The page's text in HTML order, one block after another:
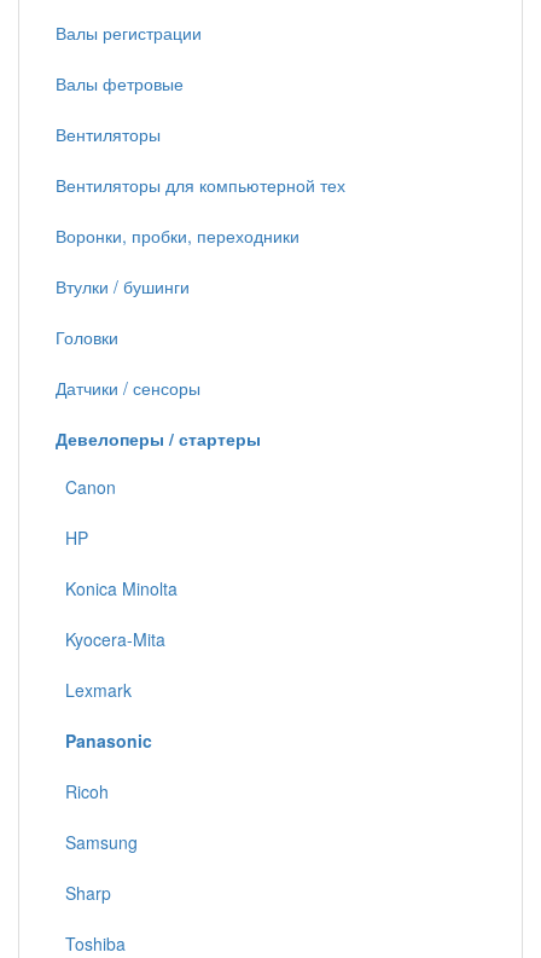
Валы регистрации
Валы фетровые
Вентиляторы
Вентиляторы для компьютерной тех
Воронки, пробки, переходники
Втулки / бушинги
Головки
Датчики / сенсоры
Девелоперы / стартеры
Canon
HP
Konica Minolta
Kyocera-Mita
Lexmark
Panasonic
Ricoh
Samsung
Sharp
Toshiba